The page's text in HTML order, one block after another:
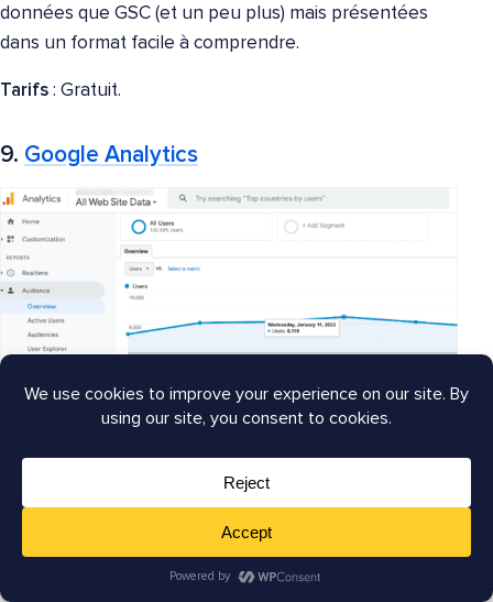
données que GSC (et un peu plus) mais présentées
dans un format facile à comprendre.
Tarifs : Gratuit.
9. Google Analytics
qui suit et génère des rapports sur le
trafic de votre boutique de commerce électronique.
Elle fournit des informations détaillées sur le